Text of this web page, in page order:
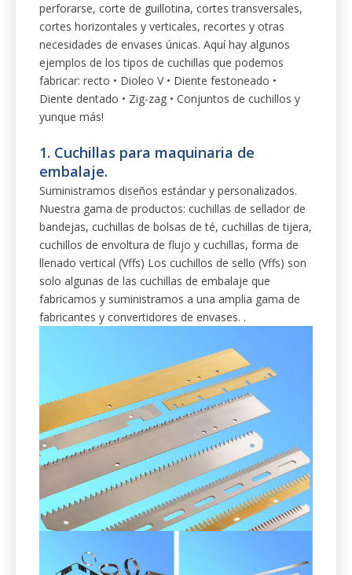
perforarse, corte de guillotina, cortes transversales,
cortes horizontales y verticales, recortes y otras
necesidades de envases únicas. Aquí hay algunos
ejemplos de los tipos de cuchillas que podemos
fabricar: recto • Dioleo V • Diente festoneado •
Diente dentado • Zig-zag • Conjuntos de cuchillos y
yunque más!
1. Cuchillas para maquinaria de
embalaje.
Suministramos diseños estándar y personalizados.
Nuestra gama de productos: cuchillas de sellador de
bandejas, cuchillas de bolsas de té, cuchillas de tijera,
cuchillos de envoltura de flujo y cuchillas, forma de
llenado vertical (Vffs) Los cuchillos de sello (Vffs) son
solo algunas de las cuchillas de embalaje que
fabricamos y suministramos a una amplia gama de
fabricantes y convertidores de envases. .